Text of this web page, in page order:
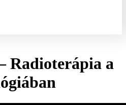
Radioterápia a